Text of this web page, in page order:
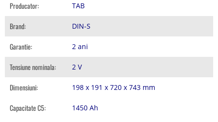
Producator: TAB
Brand: DIN-S
Garantie: 2 ani
Tensiune nominala: 2 V
Dimensiuni: 198 x 191 x 720 x 743 mm
Capacitate C5: 1450 Ah